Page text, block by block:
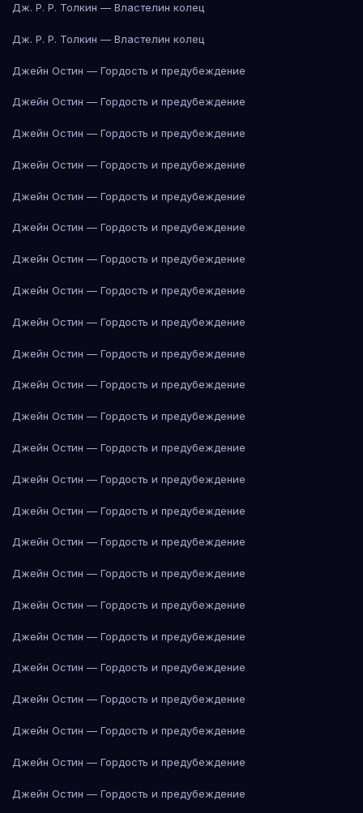
Дж. Р. Р. Толкин — Властелин колец
Дж. Р. Р. Толкин — Властелин колец
Джейн Остин — Гордость и предубеждение
Джейн Остин — Гордость и предубеждение
Джейн Остин — Гордость и предубеждение
Джейн Остин — Гордость и предубеждение
Джейн Остин — Гордость и предубеждение
Джейн Остин — Гордость и предубеждение
Джейн Остин — Гордость и предубеждение
Джейн Остин — Гордость и предубеждение
Джейн Остин — Гордость и предубеждение
Джейн Остин — Гордость и предубеждение
Джейн Остин — Гордость и предубеждение
Джейн Остин — Гордость и предубеждение
Джейн Остин — Гордость и предубеждение
Джейн Остин — Гордость и предубеждение
Джейн Остин — Гордость и предубеждение
Джейн Остин — Гордость и предубеждение
Джейн Остин — Гордость и предубеждение
Джейн Остин — Гордость и предубеждение
Джейн Остин — Гордость и предубеждение
Джейн Остин — Гордость и предубеждение
Джейн Остин — Гордость и предубеждение
Джейн Остин — Гордость и предубеждение
Джейн Остин — Гордость и предубеждение
Джейн Остин — Гордость и предубеждение